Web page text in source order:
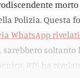
morto
Polizia. Questa
WhatsApp rivelati
sarebbero soltanto
RTS ha